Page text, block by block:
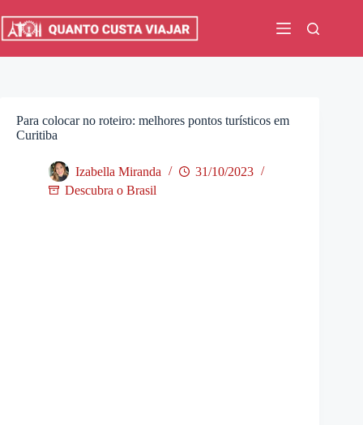
para
Para colocar no roteiro: melhores pontos turísticos em
Curitiba
Izabella Miranda
31/10/2023
Descubra o Brasil